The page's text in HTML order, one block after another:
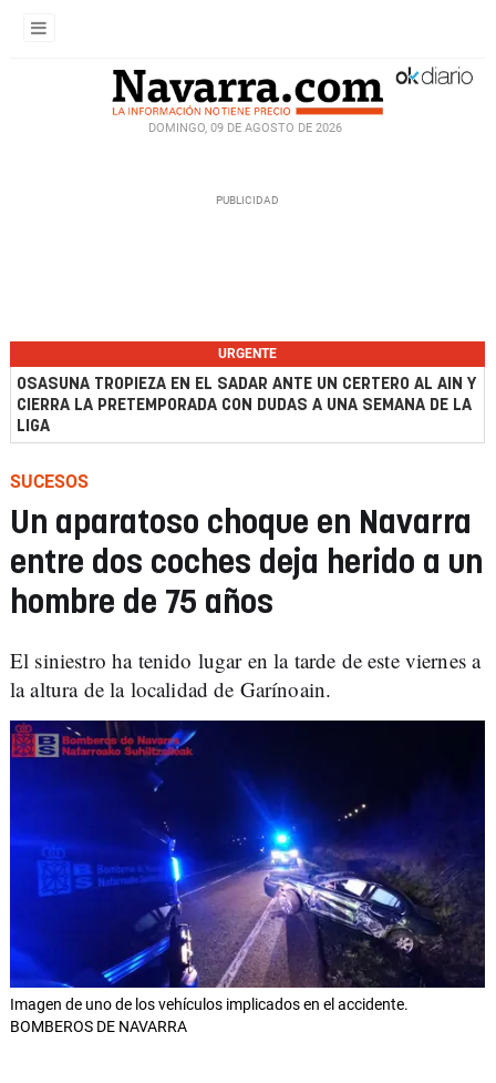
DOMINGO, 09 DE AGOSTO DE 2026
URGENTE
OSASUNA TROPIEZA EN EL SADAR ANTE UN CERTERO AL AIN Y
CIERRA LA PRETEMPORADA CON DUDAS A UNA SEMANA DE LA
LIGA
SUCESOS
Un aparatoso choque en Navarra
entre dos coches deja herido a un
hombre de 75 años
El siniestro ha tenido lugar en la tarde de este viernes a
la altura de la localidad de Garínoain.
Imagen de uno de los vehículos implicados en el accidente.
BOMBEROS DE NAVARRA